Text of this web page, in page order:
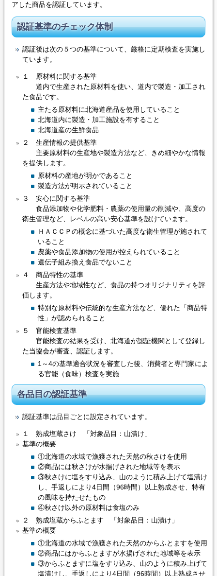
アした商品を認証しています。
認証基準のチェック体制
認証後は次の５つの基準について、厳格に定期検査を実施し
ています。
１ 原材料に関する基準
道内で生産された原材料を使い、道内で製造・加工され
た食品です。
主たる原材料に北海道産品を使用していること
北海道内に製造・加工施設を有すること
北海道産の生鮮食品
２ 生産情報の提供基準
主要原材料の生産地や製造方法など、きめ細やかな情報
を提供します。
原材料の産地が明かであること
製造方法が明示されていること
３ 安心に関する基準
食品添加物や化学肥料・農薬の使用量の削減や、高度の
衛生管理など、レベルの高い安心基準を設けています。
ＨＡＣＣＰの概念に基づいた高度な衛生管理が施されて
いること
農薬や食品添加物の使用が控えられていること
遺伝子組み換え食品でないこと
４ 商品特性の基準
生産方法や地域性など、食品の持つオリジナリティを評
価します。
特別な原材料や伝統的な生産方法など、優れた「商品特
性」が認められること
５ 官能検査基準
官能検査の結果を受け、北海道が認証機関として登録し
た当協会が審査、認証します。
1～4の基準適合状況を審査した後、消費者と専門家によ
る官能（食味）検査を実施
各品目の認証基準
認証基準は品目ごとに設定されています。
１ 熟成塩蔵さけ 「対象品目：山漬け」
基準の概要
①北海道の水域で漁獲された天然の秋さけを使用
②商品には秋さけが水揚げされた地域等を表示
③秋さけに塩をすり込み、山のように積み上げて塩漬け
し、手返しにより4日間（96時間）以上熟成させ、特有
の風味を持たせたもの
④秋さけ以外の原材料は食塩のみ
２ 熟成塩蔵からふとます 「対象品目：山漬け」
基準の概要
①北海道の水域で漁獲された天然のからふとますを使用
②商品にはからふとますが水揚げされた地域等を表示
③からふとますに塩をすり込み、山のように積み上げて
塩漬けし、手返しにより4日間（96時間）以上熟成させ